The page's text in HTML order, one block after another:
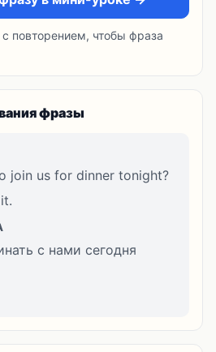
повторением, чтобы фраза
фразы
join us for dinner tonight?
с нами сегодня